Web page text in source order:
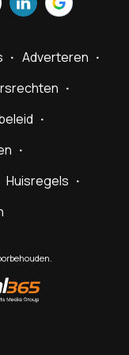
Adverteren
Huisregels